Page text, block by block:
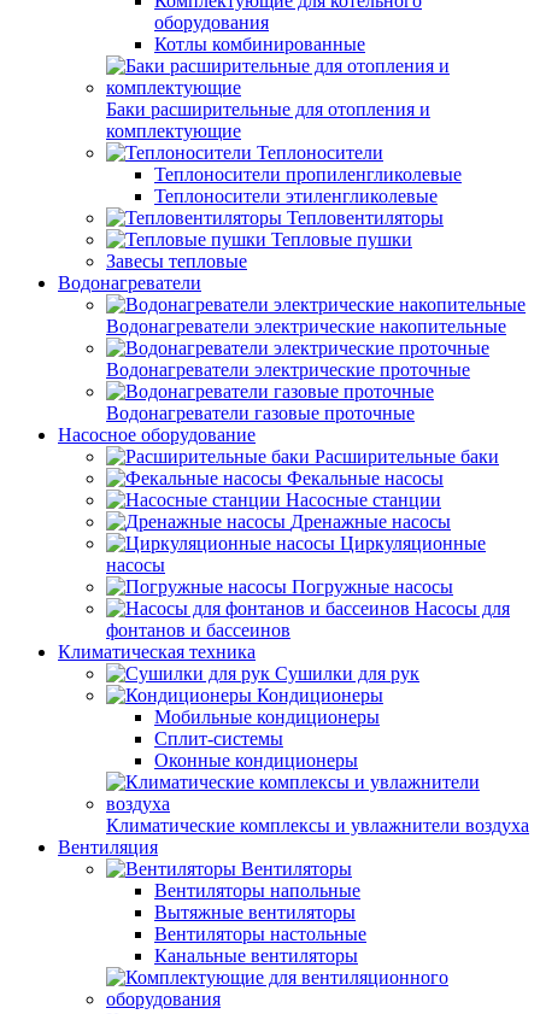
оборудования
Котлы комбинированные
Баки расширительные для отопления и
комплектующие
Теплоносители
Теплоносители пропиленгликолевые
Теплоносители этиленгликолевые
Тепловентиляторы
Тепловые пушки
Завесы тепловые
Водонагреватели
Водонагреватели электрические накопительные
Водонагреватели электрические проточные
Водонагреватели газовые проточные
Насосное оборудование
Расширительные баки
Фекальные насосы
Насосные станции
Дренажные насосы
Циркуляционные
насосы
Погружные насосы
Насосы для
фонтанов и бассеинов
Климатическая техника
Сушилки для рук
Кондиционеры
Мобильные кондиционеры
Сплит-системы
Оконные кондиционеры
Климатические комплексы и увлажнители воздуха
Вентиляция
Вентиляторы
Вентиляторы напольные
Вытяжные вентиляторы
Вентиляторы настольные
Канальные вентиляторы